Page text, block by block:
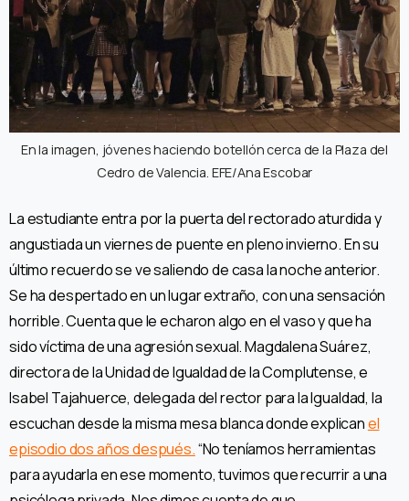
En la imagen, jóvenes haciendo botellón cerca de la Plaza del
Cedro de Valencia. EFE/Ana Escobar
La estudiante entra por la puerta del rectorado aturdida y
angustiada un viernes de puente en pleno invierno. En su
último recuerdo se ve saliendo de casa la noche anterior.
Se ha despertado en un lugar extraño, con una sensación
horrible. Cuenta que le echaron algo en el vaso y que ha
sido víctima de una agresión sexual. Magdalena Suárez,
directora de la Unidad de Igualdad de la Complutense, e
Isabel Tajahuerce, delegada del rector para la Igualdad, la
escuchan desde la misma mesa blanca donde explicanel
episodio dos años después.“No teníamos herramientas
para ayudarla en ese momento, tuvimos que recurrir a una